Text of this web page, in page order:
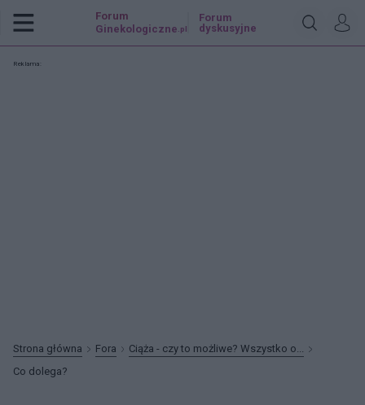
Forum
Ginekologiczne .pl
Forum
dyskusyjne
Reklama:
Strona główna Fora
Ciąża - czy to możliwe? Wszystko o...
Co dolega?